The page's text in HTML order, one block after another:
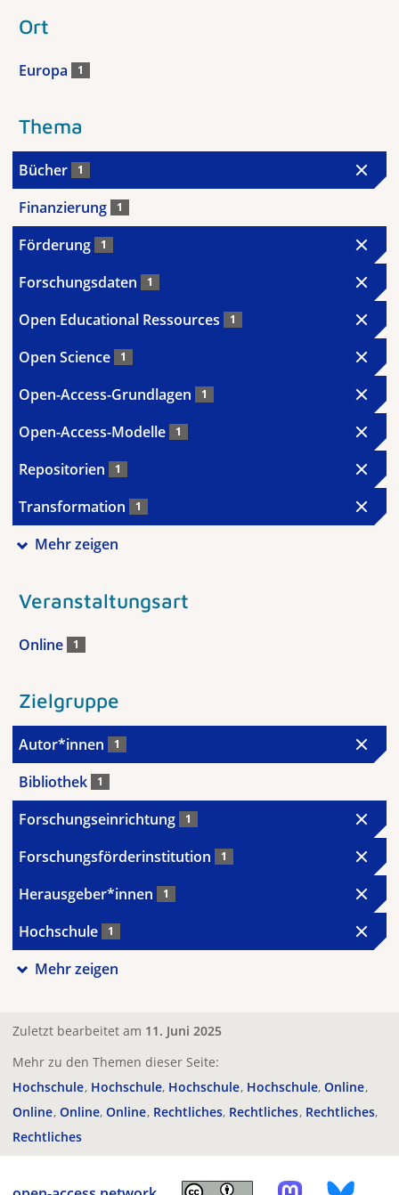
Ort
Europa 1
Thema
Bücher 1
Finanzierung 1
Förderung 1
Forschungsdaten 1
Open Educational Ressources 1
Open Science 1
Open-Access-Grundlagen 1
Open-Access-Modelle 1
Repositorien 1
Transformation 1
Mehr zeigen
Veranstaltungsart
Online 1
Zielgruppe
Autor*innen 1
Bibliothek 1
Forschungseinrichtung 1
Forschungsförderinstitution 1
Herausgeber*innen 1
Hochschule 1
Mehr zeigen
Zuletzt bearbeitet am 11. Juni 2025
Mehr zu den Themen dieser Seite:
Hochschule Hochschule Hochschule Hochschule Online
Online Online Online Rechtliches Rechtliches Rechtliches
Rechtliches